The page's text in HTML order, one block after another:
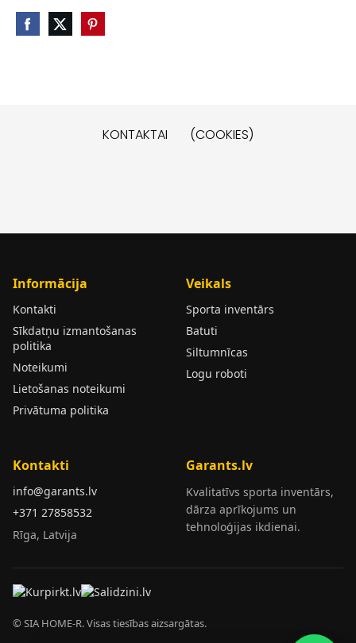
KONTAKTAI (COOKIES)
Informācija
Kontakti
Sīkdatņu izmantošanas
politika
Noteikumi
Lietošanas noteikumi
Privātuma politika
Veikals
Sporta inventārs
Batuti
Siltumnīcas
Logu roboti
Kontakti
info@garants.lv
+371 27858532
Rīga, Latvija
Garants.lv
Kvalitatīvs sporta inventārs,
dārza aprīkojums un
tehnoloģijas ikdienai.
© SIA HOME-R. Visas tiesības aizsargātas.